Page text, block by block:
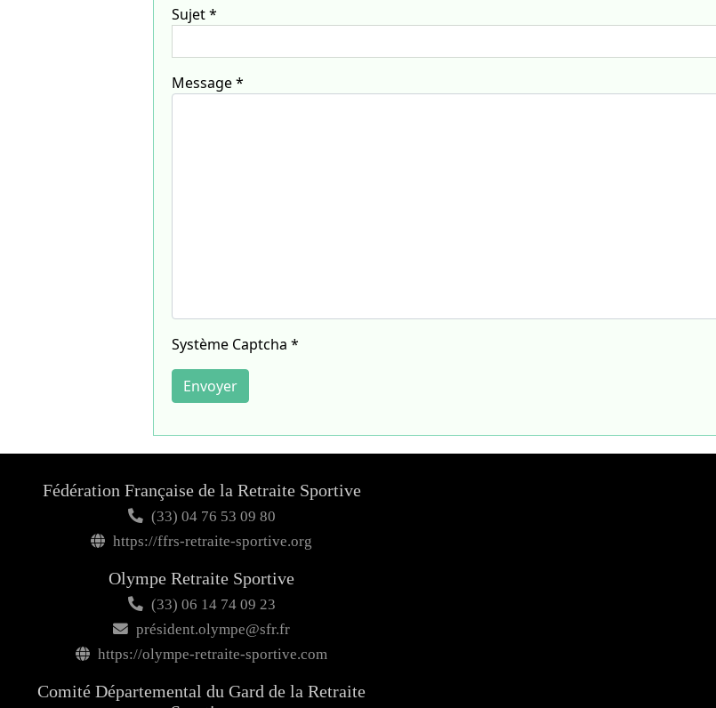
Sujet*
Message*
Système Captcha *
Envoyer
Fédération Française de la Retraite Sportive
(33) 04 76 53 09 80
https://ffrs-retraite-sportive.org
Olympe Retraite Sportive
(33) 06 14 74 09 23
président.olympe@sfr.fr
https://olympe-retraite-sportive.com
Comité Départemental du Gard de la Retraite